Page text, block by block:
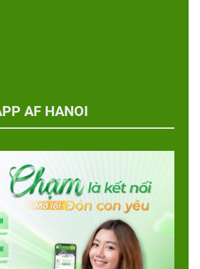
AF HANOI